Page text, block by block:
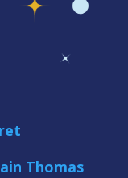
Thomas